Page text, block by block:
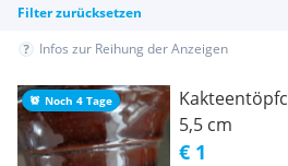
Filter zurücksetzen
Infos zur Reihung der Anzeigen
Noch 4 Tage
5,5 cm
€ 1